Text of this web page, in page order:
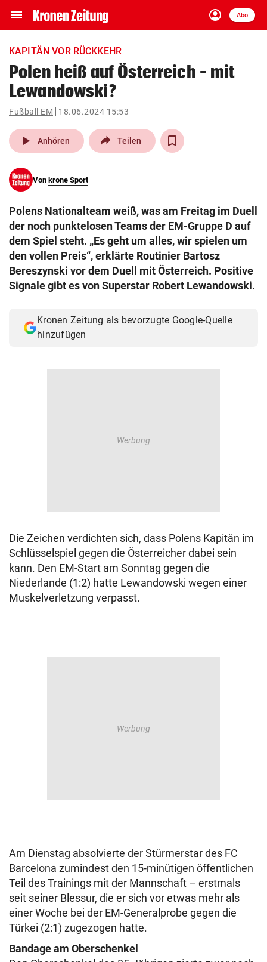
menu Navigation
ein-/ausklappen
account_circle
Anmelden
Abo
close Schließen
Abonnieren
account_circle Anmelden
pin_drop
Wien arrow_right
search
eingeben
© Krone Multimedia GmbH & Co KG 2026
Muthgasse 2, 1190 Wien
KAPITÄN VOR RÜCKKEHR
Polen heiß auf Österreich – mit
Lewandowski?
Fußball EM 18.06.2024 15:53
play_arrow Anhören Teilen
Von krone Sport
Polens Nationalteam weiß, was am Freitag im Duell
der noch punktelosen Teams der EM-Gruppe D auf
dem Spiel steht. „Es geht um alles, wir spielen um
den vollen Preis“, erklärte Routinier Bartosz
Bereszynski vor dem Duell mit Österreich. Positive
Signale gibt es von Superstar Robert Lewandowski.
Kronen Zeitung als bevorzugte Google-Quelle
hinzufügen
Die Zeichen verdichten sich, dass Polens Kapitän im
Schlüsselspiel gegen die Österreicher dabei sein
kann. Den EM-Start am Sonntag gegen die
Niederlande (1:2) hatte Lewandowski wegen einer
Muskelverletzung verpasst.
Am Dienstag absolvierte der Stürmerstar des FC
Barcelona zumindest den 15-minütigen öffentlichen
Teil des Trainings mit der Mannschaft – erstmals
seit seiner Blessur, die er sich vor etwas mehr als
einer Woche bei der EM-Generalprobe gegen die
Türkei (2:1) zugezogen hatte.
Bandage am Oberschenkel